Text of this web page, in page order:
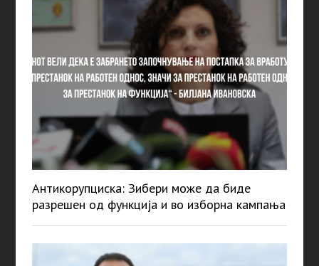
Антикорупциска: Зибери може да биде
разрешен од функција и во изборна кампања